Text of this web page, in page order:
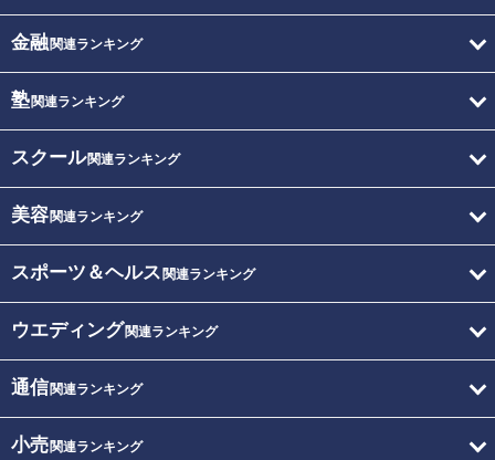
金融関連ランキング
塾関連ランキング
スクール関連ランキング
美容関連ランキング
スポーツ＆ヘルス 関連ランキング
ウエディング関連ランキング
通信関連ランキング
小売関連ランキング